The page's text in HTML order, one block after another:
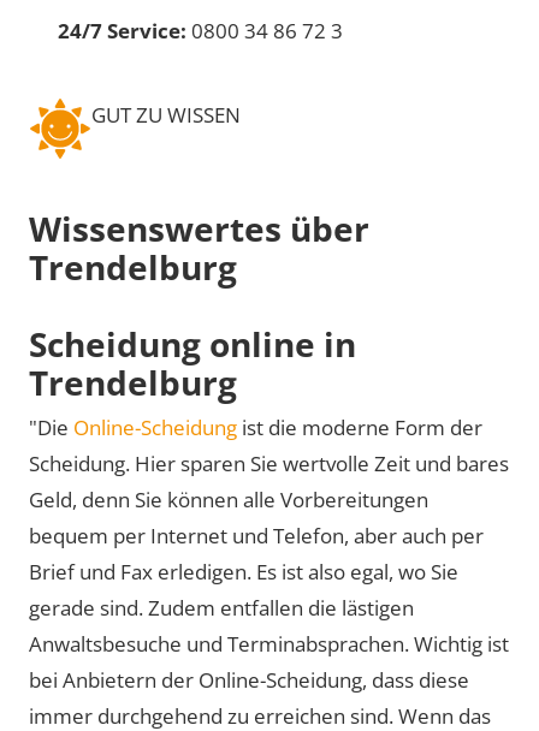
24/7 Service: 0800 34 86 72 3
GUT ZU WISSEN
Wissenswertes über
Trendelburg
Scheidung online in
Trendelburg
"Die Online-Scheidung ist die moderne Form der
Scheidung. Hier sparen Sie wertvolle Zeit und bares
Geld, denn Sie können alle Vorbereitungen
bequem per Internet und Telefon, aber auch per
Brief und Fax erledigen. Es ist also egal, wo Sie
gerade sind. Zudem entfallen die lästigen
Anwaltsbesuche und Terminabsprachen. Wichtig ist
bei Anbietern der Online-Scheidung, dass diese
immer durchgehend zu erreichen sind. Wenn das